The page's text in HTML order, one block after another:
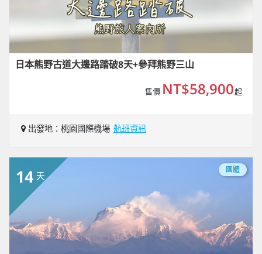
日本熊野古道大邊路踏破8天+參拜熊野三山
售價 NT$58,900起
出發地：桃園國際機場 航班資訊
14 天
團體